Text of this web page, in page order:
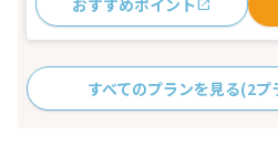
すべてのプランを見る(2プ